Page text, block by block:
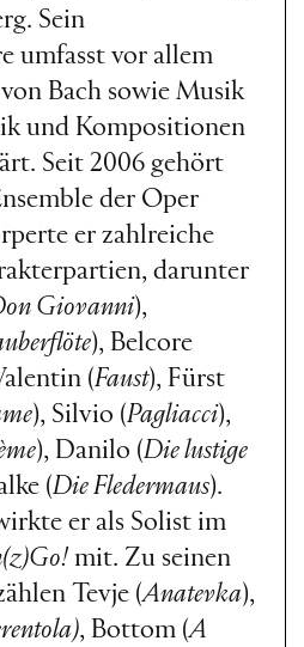
Sein
umfasst vor allem
Bach sowie Musik
und Kompositionen
Seit 2006 gehört
der Oper
er zahlreiche
darunter
Giovanni),
), Belcore
(Faust), Fürst
), Silvio (Pagliacci),
), Danilo (Die lustige
(Die Fledermaus).
er als Solist im
mit. Zu seinen
Tevje (Anatevka),
, Bottom (A